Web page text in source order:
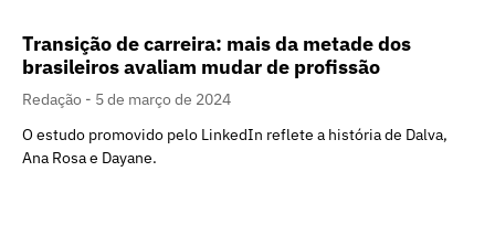
Transição de carreira: mais da metade dos
brasileiros avaliam mudar de profissão
Redação
5 de março de 2024
O estudo promovido pelo LinkedIn reflete a história de Dalva,
Ana Rosa e Dayane.